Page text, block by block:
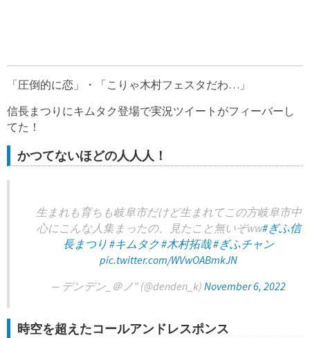
「圧倒的に恋」・「こりゃ木村フェスタだわ…」
信長まつりにキムタク登場で実況ツイートがフィーバーし
てた！
かつてないほどの人人人！
生まれも育ちも岐阜市だけど生まれてこの方岐阜市中
心にこんな人集まったの、見たこと無いぞww#ぎふ信
長まつり #キムタク#木村拓哉#ぎふチャン
pic.twitter.com/WVwOABmkJN
— デンデン_＠ノ” (@denden_k) November 6, 2022
時空を超えたコールアンドレスポンス